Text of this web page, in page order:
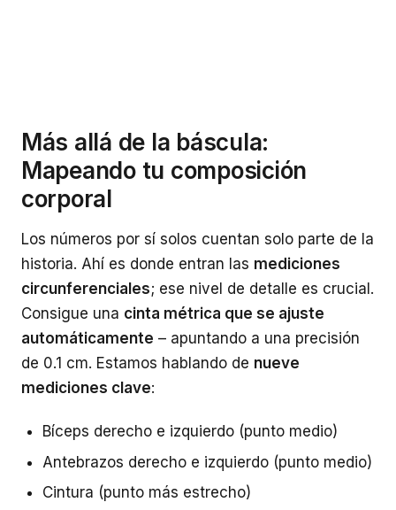
Más allá de la báscula:
Mapeando tu composición
corporal
Los números por sí solos cuentan solo parte de la
historia. Ahí es donde entran las mediciones
circunferenciales; ese nivel de detalle es crucial.
Consigue una cinta métrica que se ajuste
automáticamente – apuntando a una precisión
de 0.1 cm. Estamos hablando de nueve
mediciones clave:
Bíceps derecho e izquierdo (punto medio)
Antebrazos derecho e izquierdo (punto medio)
Cintura (punto más estrecho)